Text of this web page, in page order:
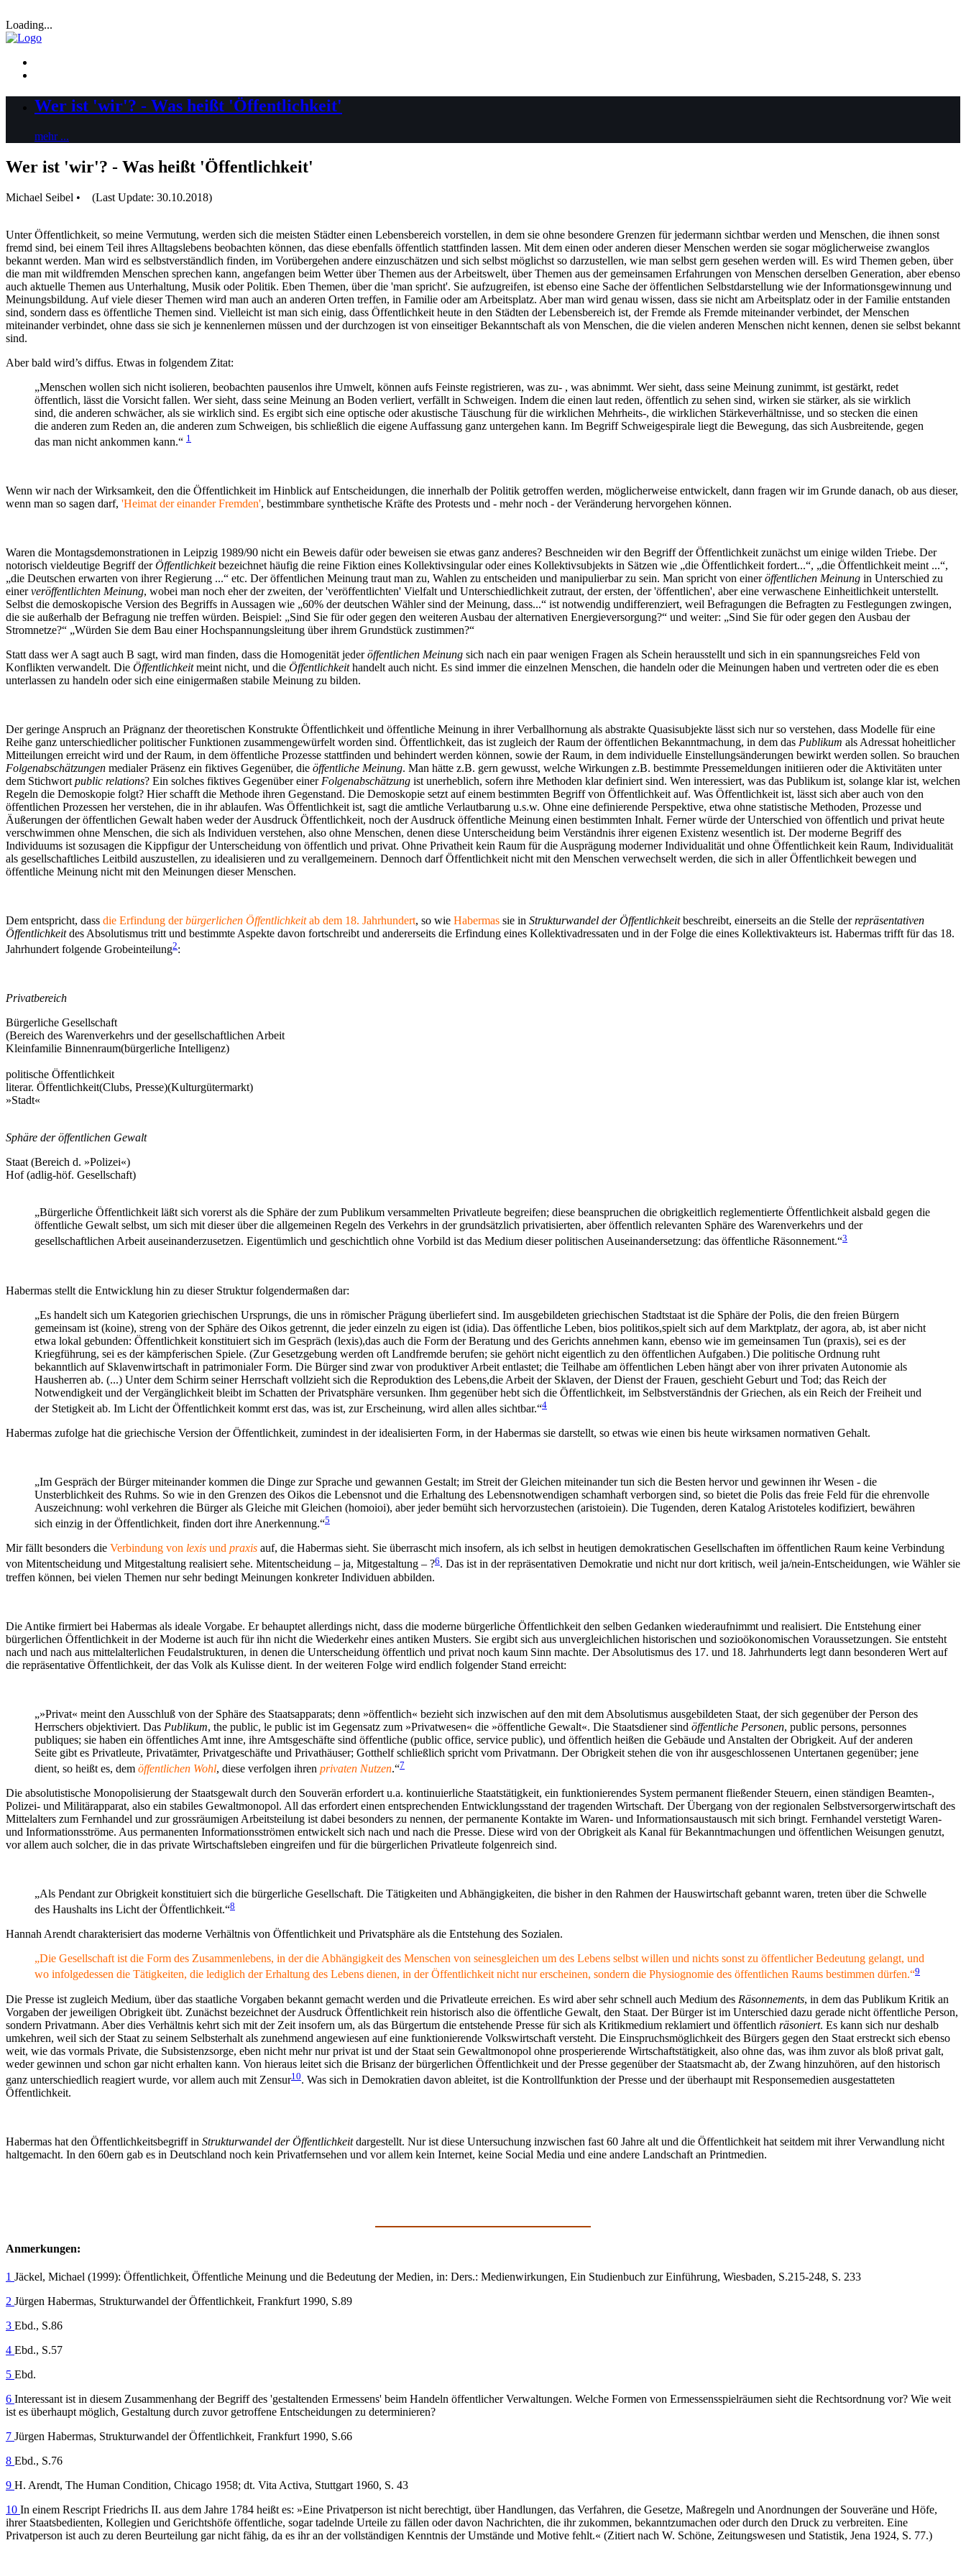
Loading...
Wer ist 'wir'? - Was heißt 'Öffentlichkeit'
mehr ...
Wer ist 'wir'? - Was heißt 'Öffentlichkeit'
Michael Seibel • (Last Update: 30.10.2018)
Unter Öffentlichkeit, so meine Vermutung, werden sich die meisten Städter einen Lebensbereich vorstellen, in dem sie ohne besondere Grenzen für jedermann sichtbar werden und Menschen, die ihnen sonst
fremd sind, bei einem Teil ihres Alltagslebens beobachten können, das diese ebenfalls öffentlich stattfinden lassen. Mit dem einen oder anderen dieser Menschen werden sie sogar möglicherweise zwanglos
bekannt werden. Man wird es selbstverständlich finden, im Vorübergehen andere einzuschätzen und sich selbst möglichst so darzustellen, wie man selbst gern gesehen werden will. Es wird Themen geben, über
die man mit wildfremden Menschen sprechen kann, angefangen beim Wetter über Themen aus der Arbeitswelt, über Themen aus der gemeinsamen Erfahrungen von Menschen derselben Generation, aber ebenso
auch aktuelle Themen aus Unterhaltung, Musik oder Politik. Eben Themen, über die 'man spricht'. Sie aufzugreifen, ist ebenso eine Sache der öffentlichen Selbstdarstellung wie der Informationsgewinnung und
Meinungsbildung. Auf viele dieser Themen wird man auch an anderen Orten treffen, in Familie oder am Arbeitsplatz. Aber man wird genau wissen, dass sie nicht am Arbeitsplatz oder in der Familie entstanden
sind, sondern dass es öffentliche Themen sind. Vielleicht ist man sich einig, dass Öffentlichkeit heute in den Städten der Lebensbereich ist, der Fremde als Fremde miteinander verbindet, der Menschen
miteinander verbindet, ohne dass sie sich je kennenlernen müssen und der durchzogen ist von einseitiger Bekanntschaft als von Menschen, die die vielen anderen Menschen nicht kennen, denen sie selbst bekannt
sind.
Aber bald wird’s diffus. Etwas in folgendem Zitat:
„Menschen wollen sich nicht isolieren, beobachten pausenlos ihre Umwelt, können aufs Feinste registrieren, was zu- , was abnimmt. Wer sieht, dass seine Meinung zunimmt, ist gestärkt, redet
öffentlich, lässt die Vorsicht fallen. Wer sieht, dass seine Meinung an Boden verliert, verfällt in Schweigen. Indem die einen laut reden, öffentlich zu sehen sind, wirken sie stärker, als sie wirklich
sind, die anderen schwächer, als sie wirklich sind. Es ergibt sich eine optische oder akustische Täuschung für die wirklichen Mehrheits-, die wirklichen Stärkeverhältnisse, und so stecken die einen
die anderen zum Reden an, die anderen zum Schweigen, bis schließlich die eigene Auffassung ganz untergehen kann. Im Begriff Schweigespirale liegt die Bewegung, das sich Ausbreitende, gegen
das man nicht ankommen kann.“ 1
Wenn wir nach der Wirksamkeit, den die Öffentlichkeit im Hinblick auf Entscheidungen, die innerhalb der Politik getroffen werden, möglicherweise entwickelt, dann fragen wir im Grunde danach, ob aus dieser,
wenn man so sagen darf, 'Heimat der einander Fremden', bestimmbare synthetische Kräfte des Protests und - mehr noch - der Veränderung hervorgehen können.
Waren die Montagsdemonstrationen in Leipzig 1989/90 nicht ein Beweis dafür oder beweisen sie etwas ganz anderes? Beschneiden wir den Begriff der Öffentlichkeit zunächst um einige wilden Triebe. Der
notorisch vieldeutige Begriff derÖffentlichkeitbezeichnet häufig die reine Fiktion eines Kollektivsingular oder eines Kollektivsubjekts in Sätzen wie „die Öffentlichkeit fordert...“, „die Öffentlichkeit meint ...“,
„die Deutschen erwarten von ihrer Regierung ...“ etc. Der öffentlichen Meinung traut man zu, Wahlen zu entscheiden und manipulierbar zu sein. Man spricht von eineröffentlichen Meinung in Unterschied zu
einerveröffentlichten Meinung, wobei man noch eher der zweiten, der 'veröffentlichten' Vielfalt und Unterschiedlichkeit zutraut, der ersten, der 'öffentlichen', aber eine verwaschene Einheitlichkeit unterstellt.
Selbst die demoskopische Version des Begriffs in Aussagen wie „60% der deutschen Wähler sind der Meinung, dass...“ ist notwendig undifferenziert, weil Befragungen die Befragten zu Festlegungen zwingen,
die sie außerhalb der Befragung nie treffen würden. Beispiel: „Sind Sie für oder gegen den weiteren Ausbau der alternativen Energieversorgung?“ und weiter: „Sind Sie für oder gegen den Ausbau der
Stromnetze?“ „Würden Sie dem Bau einer Hochspannungsleitung über ihrem Grundstück zustimmen?“
Statt dass wer A sagt auch B sagt, wird man finden, dass die Homogenität jederöffentlichen Meinung sich nach ein paar wenigen Fragen als Schein herausstellt und sich in ein spannungsreiches Feld von
Konflikten verwandelt. Die Öffentlichkeitmeint nicht, und die Öffentlichkeithandelt auch nicht. Es sind immer die einzelnen Menschen, die handeln oder die Meinungen haben und vertreten oder die es eben
unterlassen zu handeln oder sich eine einigermaßen stabile Meinung zu bilden.
Der geringe Anspruch an Prägnanz der theoretischen Konstrukte Öffentlichkeit und öffentliche Meinung in ihrer Verballhornung als abstrakte Quasisubjekte lässt sich nur so verstehen, dass Modelle für eine
Reihe ganz unterschiedlicher politischer Funktionen zusammengewürfelt worden sind. Öffentlichkeit, das ist zugleich der Raum der öffentlichen Bekanntmachung, in dem das Publikum als Adressat hoheitlicher
Mitteilungen erreicht wird und der Raum, in dem öffentliche Prozesse stattfinden und behindert werden können, sowie der Raum, in dem individuelle Einstellungsänderungen bewirkt werden sollen. So brauchen
Folgenabschätzungen medialer Präsenz ein fiktives Gegenüber, die öffentliche Meinung. Man hätte z.B. gern gewusst, welche Wirkungen z.B. bestimmte Pressemeldungen initiieren oder die Aktivitäten unter
dem Stichwort public relations? Ein solches fiktives Gegenüber einer Folgenabschätzung ist unerheblich, sofern ihre Methoden klar definiert sind. Wen interessiert, was das Publikum ist, solange klar ist, welchen
Regeln die Demoskopie folgt? Hier schafft die Methode ihren Gegenstand. Die Demoskopie setzt auf einem bestimmten Begriff von Öffentlichkeit auf. Was Öffentlichkeit ist, lässt sich aber auch von den
öffentlichen Prozessen her verstehen, die in ihr ablaufen. Was Öffentlichkeit ist, sagt die amtliche Verlautbarung u.s.w. Ohne eine definierende Perspektive, etwa ohne statistische Methoden, Prozesse und
Äußerungen der öffentlichen Gewalt haben weder der Ausdruck Öffentlichkeit, noch der Ausdruck öffentliche Meinung einen bestimmten Inhalt. Ferner würde der Unterschied von öffentlich und privat heute
verschwimmen ohne Menschen, die sich als Individuen verstehen, also ohne Menschen, denen diese Unterscheidung beim Verständnis ihrer eigenen Existenz wesentlich ist. Der moderne Begriff des
Individuums ist sozusagen die Kippfigur der Unterscheidung von öffentlich und privat. Ohne Privatheit kein Raum für die Ausprägung moderner Individualität und ohne Öffentlichkeit kein Raum, Individualität
als gesellschaftliches Leitbild auszustellen, zu idealisieren und zu verallgemeinern. Dennoch darf Öffentlichkeit nicht mit den Menschen verwechselt werden, die sich in aller Öffentlichkeit bewegen und
öffentliche Meinung nicht mit den Meinungen dieser Menschen.
Dem entspricht, dass die Erfindung derbürgerlichen Öffentlichkeitab dem 18. Jahrhundert, so wie Habermas sie in Strukturwandel der Öffentlichkeitbeschreibt, einerseits an die Stelle derrepräsentativen
Öffentlichkeitdes Absolutismus tritt und bestimmte Aspekte davon fortschreibt und andererseits die Erfindung eines Kollektivadressaten und in der Folge die eines Kollektivakteurs ist. Habermas trifft für das 18.
Jahrhundert folgende Grobeinteilung2:
Privatbereich
Bürgerliche Gesellschaft
(Bereich des Warenverkehrs und der gesellschaftlichen Arbeit
Kleinfamilie Binnenraum(bürgerliche Intelligenz)
politische Öffentlichkeit
literar. Öffentlichkeit(Clubs, Presse)(Kulturgütermarkt)
»Stadt«
Sphäre der öffentlichen Gewalt
Staat (Bereich d. »Polizei«)
Hof (adlig-höf. Gesellschaft)
„Bürgerliche Öffentlichkeit läßt sich vorerst als die Sphäre der zum Publikum versammelten Privatleute begreifen; diese beanspruchen die obrigkeitlich reglementierte Öffentlichkeit alsbald gegen die
öffentliche Gewalt selbst, um sich mit dieser über die allgemeinen Regeln des Verkehrs in der grundsätzlich privatisierten, aber öffentlich relevanten Sphäre des Warenverkehrs und der
gesellschaftlichen Arbeit auseinanderzusetzen. Eigentümlich und geschichtlich ohne Vorbild ist das Medium dieser politischen Auseinandersetzung: das öffentliche Räsonnement.“3
Habermas stellt die Entwicklung hin zu dieser Struktur folgendermaßen dar:
„Es handelt sich um Kategorien griechischen Ursprungs, die uns in römischer Prägung überliefert sind. Im ausgebildeten griechischen Stadtstaat ist die Sphäre der Polis, die den freien Bürgern
gemeinsam ist (koine), streng von der Sphäre des Oikos getrennt, die jeder einzeln zu eigen ist (idia). Das öffentliche Leben, bios politikos,spielt sich auf dem Marktplatz, der agora, ab, ist aber nicht
etwa lokal gebunden: Öffentlichkeit konstituiert sich im Gespräch (lexis),das auch die Form der Beratung und des Gerichts annehmen kann, ebenso wie im gemeinsamen Tun (praxis), sei es der
Kriegführung, sei es der kämpferischen Spiele. (Zur Gesetzgebung werden oft Landfremde berufen; sie gehört nicht eigentlich zu den öffentlichen Aufgaben.) Die politische Ordnung ruht
bekanntlich auf Sklavenwirtschaft in patrimonialer Form. Die Bürger sind zwar von produktiver Arbeit entlastet; die Teilhabe am öffentlichen Leben hängt aber von ihrer privaten Autonomie als
Hausherren ab. (...) Unter dem Schirm seiner Herrschaft vollzieht sich die Reproduktion des Lebens,die Arbeit der Sklaven, der Dienst der Frauen, geschieht Geburt und Tod; das Reich der
Notwendigkeit und der Vergänglichkeit bleibt im Schatten der Privatsphäre versunken. Ihm gegenüber hebt sich die Öffentlichkeit, im Selbstverständnis der Griechen, als ein Reich der Freiheit und
der Stetigkeit ab. Im Licht der Öffentlichkeit kommt erst das, was ist, zur Erscheinung, wird allen alles sichtbar.“4
Habermas zufolge hat die griechische Version der Öffentlichkeit, zumindest in der idealisierten Form, in der Habermas sie darstellt, so etwas wie einen bis heute wirksamen normativen Gehalt.
„Im Gespräch der Bürger miteinander kommen die Dinge zur Sprache und gewannen Gestalt; im Streit der Gleichen miteinander tun sich die Besten hervor und gewinnen ihr Wesen - die
Unsterblichkeit des Ruhms. So wie in den Grenzen des Oikos die Lebensnot und die Erhaltung des Lebensnotwendigen schamhaft verborgen sind, so bietet die Polis das freie Feld für die ehrenvolle
Auszeichnung: wohl verkehren die Bürger als Gleiche mit Gleichen (homoioi), aber jeder bemüht sich hervorzustechen (aristoiein). Die Tugenden, deren Katalog Aristoteles kodifiziert, bewähren
sich einzig in der Öffentlichkeit, finden dort ihre Anerkennung.“5
Mir fällt besonders die Verbindung von lexis und praxis auf, die Habermas sieht. Sie überrascht mich insofern, als ich selbst in heutigen demokratischen Gesellschaften im öffentlichen Raum keine Verbindung
von Mitentscheidung und Mitgestaltung realisiert sehe. Mitentscheidung – ja, Mitgestaltung – ?6. Das ist in der repräsentativen Demokratie und nicht nur dort kritisch, weil ja/nein-Entscheidungen, wie Wähler sie
treffen können, bei vielen Themen nur sehr bedingt Meinungen konkreter Individuen abbilden.
Die Antike firmiert bei Habermas als ideale Vorgabe. Er behauptet allerdings nicht, dass die moderne bürgerliche Öffentlichkeit den selben Gedanken wiederaufnimmt und realisiert. Die Entstehung einer
bürgerlichen Öffentlichkeit in der Moderne ist auch für ihn nicht die Wiederkehr eines antiken Musters. Sie ergibt sich aus unvergleichlichen historischen und sozioökonomischen Voraussetzungen. Sie entsteht
nach und nach aus mittelalterlichen Feudalstrukturen, in denen die Unterscheidung öffentlich und privat noch kaum Sinn machte. Der Absolutismus des 17. und 18. Jahrhunderts legt dann besonderen Wert auf
die repräsentative Öffentlichkeit, der das Volk als Kulisse dient. In der weiteren Folge wird endlich folgender Stand erreicht:
„»Privat« meint den Ausschluß von der Sphäre des Staatsapparats; denn »öffentlich« bezieht sich inzwischen auf den mit dem Absolutismus ausgebildeten Staat, der sich gegenüber der Person des
Herrschers objektiviert. Das Publikum, the public, le public ist im Gegensatz zum »Privatwesen« die »öffentliche Gewalt«. Die Staatsdiener sind öffentliche Personen, public persons, personnes
publiques; sie haben ein öffentliches Amt inne, ihre Amtsgeschäfte sind öffentliche (public office, service public), und öffentlich heißen die Gebäude und Anstalten der Obrigkeit. Auf der anderen
Seite gibt es Privatleute, Privatämter, Privatgeschäfte und Privathäuser; Gotthelf schließlich spricht vom Privatmann. Der Obrigkeit stehen die von ihr ausgeschlossenen Untertanen gegenüber; jene
dient, so heißt es, dem öffentlichen Wohl, diese verfolgen ihren privaten Nutzen.“7
Die absolutistische Monopolisierung der Staatsgewalt durch den Souverän erfordert u.a. kontinuierliche Staatstätigkeit, ein funktionierendes System permanent fließender Steuern, einen ständigen Beamten-,
Polizei- und Militärapparat, also ein stabiles Gewaltmonopol. All das erfordert einen entsprechenden Entwicklungsstand der tragenden Wirtschaft. Der Übergang von der regionalen Selbstversorgerwirtschaft des
Mittelalters zum Fernhandel und zur grossräumigen Arbeitsteilung ist dabei besonders zu nennen, der permanente Kontakte im Waren- und Informationsaustausch mit sich bringt. Fernhandel verstetigt Waren-
und Informationsströme. Aus permanenten Informationsströmen entwickelt sich nach und nach die Presse. Diese wird von der Obrigkeit als Kanal für Bekanntmachungen und öffentlichen Weisungen genutzt,
vor allem auch solcher, die in das private Wirtschaftsleben eingreifen und für die bürgerlichen Privatleute folgenreich sind.
„Als Pendant zur Obrigkeit konstituiert sich die bürgerliche Gesellschaft. Die Tätigkeiten und Abhängigkeiten, die bisher in den Rahmen der Hauswirtschaft gebannt waren, treten über die Schwelle
des Haushalts ins Licht der Öffentlichkeit.“8
Hannah Arendt charakterisiert das moderne Verhältnis von Öffentlichkeit und Privatsphäre als die Entstehung des Sozialen.
„Die Gesellschaft ist die Form des Zusammenlebens, in der die Abhängigkeit des Menschen von seinesgleichen um des Lebens selbst willen und nichts sonst zu öffentlicher Bedeutung gelangt, und
wo infolgedessen die Tätigkeiten, die lediglich der Erhaltung des Lebens dienen, in der Öffentlichkeit nicht nur erscheinen, sondern die Physiognomie des öffentlichen Raums bestimmen dürfen.“9
Die Presse ist zugleich Medium, über das staatliche Vorgaben bekannt gemacht werden und die Privatleute erreichen. Es wird aber sehr schnell auch Medium des Räsonnements, in dem das Publikum Kritik an
Vorgaben der jeweiligen Obrigkeit übt. Zunächst bezeichnet der Ausdruck Öffentlichkeit rein historisch also die öffentliche Gewalt, den Staat. Der Bürger ist im Unterschied dazu gerade nicht öffentliche Person,
sondern Privatmann. Aber dies Verhältnis kehrt sich mit der Zeit insofern um, als das Bürgertum die entstehende Presse für sich als Kritikmedium reklamiert und öffentlich räsoniert. Es kann sich nur deshalb
umkehren, weil sich der Staat zu seinem Selbsterhalt als zunehmend angewiesen auf eine funktionierende Volkswirtschaft versteht. Die Einspruchsmöglichkeit des Bürgers gegen den Staat erstreckt sich ebenso
weit, wie das vormals Private, die Subsistenzsorge, eben nicht mehr nur privat ist und der Staat sein Gewaltmonopol ohne prosperierende Wirtschaftstätigkeit, also ohne das, was ihm zuvor als bloß privat galt,
weder gewinnen und schon gar nicht erhalten kann. Von hieraus leitet sich die Brisanz der bürgerlichen Öffentlichkeit und der Presse gegenüber der Staatsmacht ab, der Zwang hinzuhören, auf den historisch
ganz unterschiedlich reagiert wurde, vor allem auch mit Zensur10. Was sich in Demokratien davon ableitet, ist die Kontrollfunktion der Presse und der überhaupt mit Responsemedien ausgestatteten
Öffentlichkeit.
Habermas hat den Öffentlichkeitsbegriff in Strukturwandel der Öffentlichkeitdargestellt. Nur ist diese Untersuchung inzwischen fast 60 Jahre alt und die Öffentlichkeit hat seitdem mit ihrer Verwandlung nicht
haltgemacht. In den 60ern gab es in Deutschland noch kein Privatfernsehen und vor allem kein Internet, keine Social Media und eine andere Landschaft an Printmedien.
Anmerkungen:
1 Jäckel, Michael (1999): Öffentlichkeit, Öffentliche Meinung und die Bedeutung der Medien, in: Ders.: Medienwirkungen, Ein Studienbuch zur Einführung, Wiesbaden, S.215-248, S. 233
2 Jürgen Habermas, Strukturwandel der Öffentlichkeit, Frankfurt 1990, S.89
3 Ebd., S.86
4 Ebd., S.57
5 Ebd.
6 Interessant ist in diesem Zusammenhang der Begriff des 'gestaltenden Ermessens' beim Handeln öffentlicher Verwaltungen. Welche Formen von Ermessensspielräumen sieht die Rechtsordnung vor? Wie weit
ist es überhaupt möglich, Gestaltung durch zuvor getroffene Entscheidungen zu determinieren?
7 Jürgen Habermas, Strukturwandel der Öffentlichkeit, Frankfurt 1990, S.66
8 Ebd., S.76
9 H. Arendt, The Human Condition, Chicago 1958; dt. Vita Activa, Stuttgart 1960, S. 43
10 In einem Rescript Friedrichs II. aus dem Jahre 1784 heißt es: »Eine Privatperson ist nicht berechtigt, über Handlungen, das Verfahren, die Gesetze, Maßregeln und Anordnungen der Souveräne und Höfe,
ihrer Staatsbedienten, Kollegien und Gerichtshöfe öffentliche, sogar tadelnde Urteile zu fällen oder davon Nachrichten, die ihr zukommen, bekanntzumachen oder durch den Druck zu verbreiten. Eine
Privatperson ist auch zu deren Beurteilung gar nicht fähig, da es ihr an der vollständigen Kenntnis der Umstände und Motive fehlt.« (Zitiert nach W. Schöne, Zeitungswesen und Statistik, Jena 1924, S. 77.)